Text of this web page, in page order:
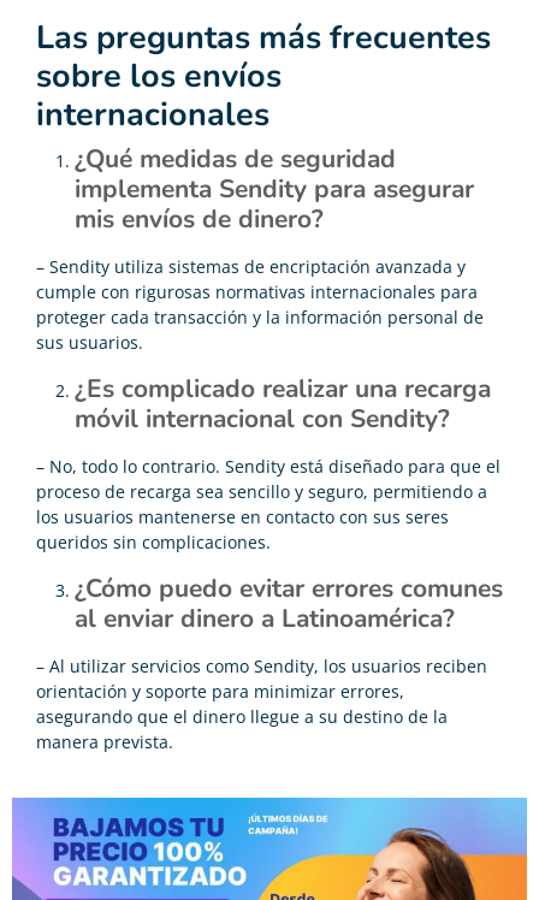
Las preguntas más frecuentes
sobre los envíos
internacionales
¿Qué medidas de seguridad
implementa Sendity para asegurar
mis envíos de dinero?
– Sendity utiliza sistemas de encriptación avanzada y
cumple con rigurosas normativas internacionales para
proteger cada transacción y la información personal de
sus usuarios.
¿Es complicado realizar una recarga
móvil internacional con Sendity?
– No, todo lo contrario. Sendity está diseñado para que el
proceso de recarga sea sencillo y seguro, permitiendo a
los usuarios mantenerse en contacto con sus seres
queridos sin complicaciones.
¿Cómo puedo evitar errores comunes
al enviar dinero a Latinoamérica?
– Al utilizar servicios como Sendity, los usuarios reciben
orientación y soporte para minimizar errores,
asegurando que el dinero llegue a su destino de la
manera prevista.